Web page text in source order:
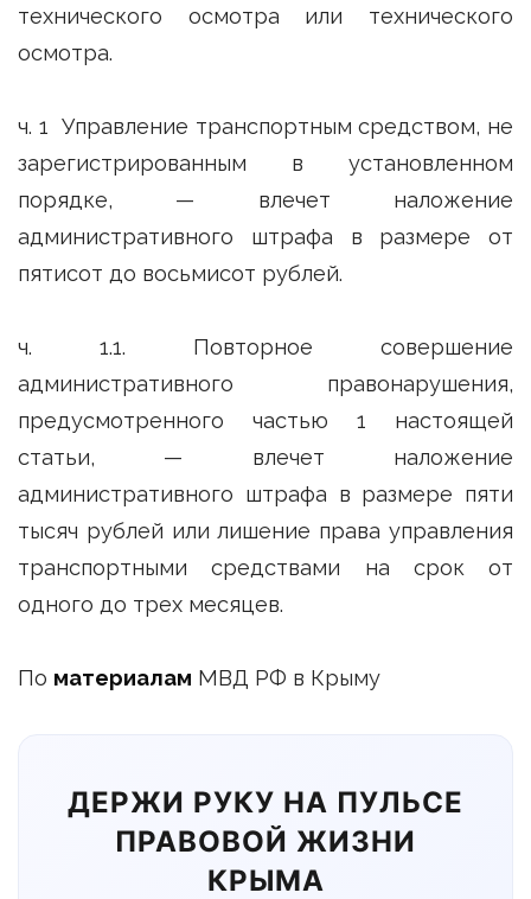
технического осмотра или технического
осмотра.
ч. 1 Управление транспортным средством, не
зарегистрированным в установленном
порядке, — влечет наложение
административного штрафа в размере от
пятисот до восьмисот рублей.
ч. 1.1. Повторное совершение
административного правонарушения,
предусмотренного частью 1 настоящей
статьи, — влечет наложение
административного штрафа в размере пяти
тысяч рублей или лишение права управления
транспортными средствами на срок от
одного до трех месяцев.
По материалам МВД РФ в Крыму
ДЕРЖИ РУКУ НА ПУЛЬСЕ
ПРАВОВОЙ ЖИЗНИ
КРЫМА